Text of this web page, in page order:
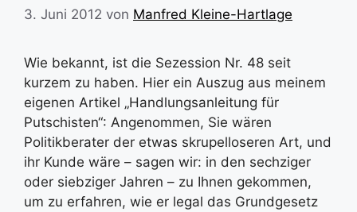
3. Juni 2012 von Manfred Kleine-Hartlage
Wie bekannt, ist die Sezession Nr. 48 seit
kurzem zu haben. Hier ein Auszug aus meinem
eigenen Artikel „Handlungsanleitung für
Putschisten“: Angenommen, Sie wären
Politikberater der etwas skrupelloseren Art, und
ihr Kunde wäre – sagen wir: in den sechziger
oder siebziger Jahren – zu Ihnen gekommen,
um zu erfahren, wie er legal das Grundgesetz